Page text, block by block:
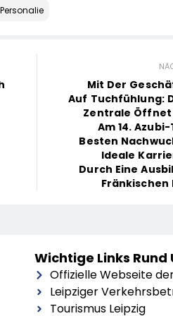
Personalie
Mit Der
Auf Tuchfühlung:
Zentrale Öffnet
Am 14.
Besten
Ideale
Durch Eine
Wichtige Links Rund
Offizielle Webseite
Leipziger
Tourismus Leipzig